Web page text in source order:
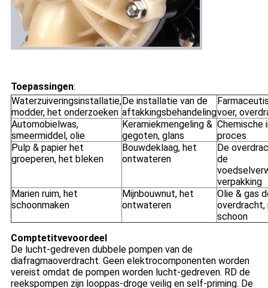
Toepassingen:
Waterzuiveringsinstallatie,
modder, het onderzoeken
De installatie van de
aftakkingsbehandelingvoer,
Automobielwas,
smeermiddel, olie
Keramiekmengeling &
gegoten, glans
Chemische
proces
Pulp & papier het
groeperen, het bleken
Bouwdeklaag, het
ontwateren
De
de
verpakking
Marien ruim, het
schoonmaken
Mijnbouwnut, het
ontwateren
Olie & gas
overdracht,
schoon
Comptetitvevoordeel
De lucht-gedreven dubbele pompen van de
diafragmaoverdracht. Geen elektrocomponenten worden
vereist omdat de pompen worden lucht-gedreven. RD de
reekspompen zijn looppas-droge veilig en self-priming. De